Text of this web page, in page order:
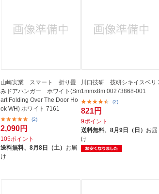
山崎実業 スマート 折り畳
みドアハンガー ホワイト(Sm
art Folding Over The Door Ho
ok WH) ホワイト 7161
(2)
2,090円
105ポイント
送料無料、 8月8日（土） お届
け
川口技研 技研シキイスベリ 2
1mmx8m 00273868-001
(2)
821円
9ポイント
送料無料、8月9日（日） お届
け